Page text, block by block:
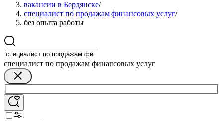
вакансии в Бердянске/
специалист по продажам финансовых услуг/
без опыта работы
специалист по продажам финансовых услуг